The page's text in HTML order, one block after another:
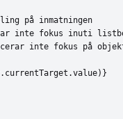
på inmatningen
inte fokus inuti
inte fokus på